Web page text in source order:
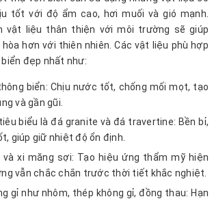
tốt với độ ẩm cao, hơi muối và gió mạnh.
vật liệu thân thiện với môi trường sẽ giúp
hòa hơn với thiên nhiên. Các vật liệu phù hợp
đẹp nhất như:
biển: Chịu nước tốt, chống mối mọt, tạo
và gần gũi.
biểu là đá granite và đá travertine: Bền bỉ,
giúp giữ nhiệt độ ổn định.
và xi măng sợi: Tạo hiệu ứng thẩm mỹ hiện
vẫn chắc chắn trước thời tiết khắc nghiệt.
gỉ như nhôm, thép không gỉ, đồng thau: Hạn